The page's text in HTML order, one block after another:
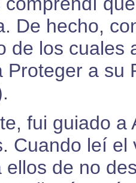
De hecho,
de los cuales
Proteger a su
fui guiado a
Cuando leí
ellos de no